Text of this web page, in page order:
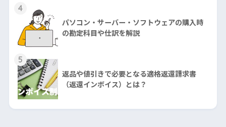
4
パソコン・サーバー・ソフトウェアの購入時
の勘定科目や仕訳を解説
5
返品や値引きで必要となる適格返還請求書
（返還インボイス）とは？